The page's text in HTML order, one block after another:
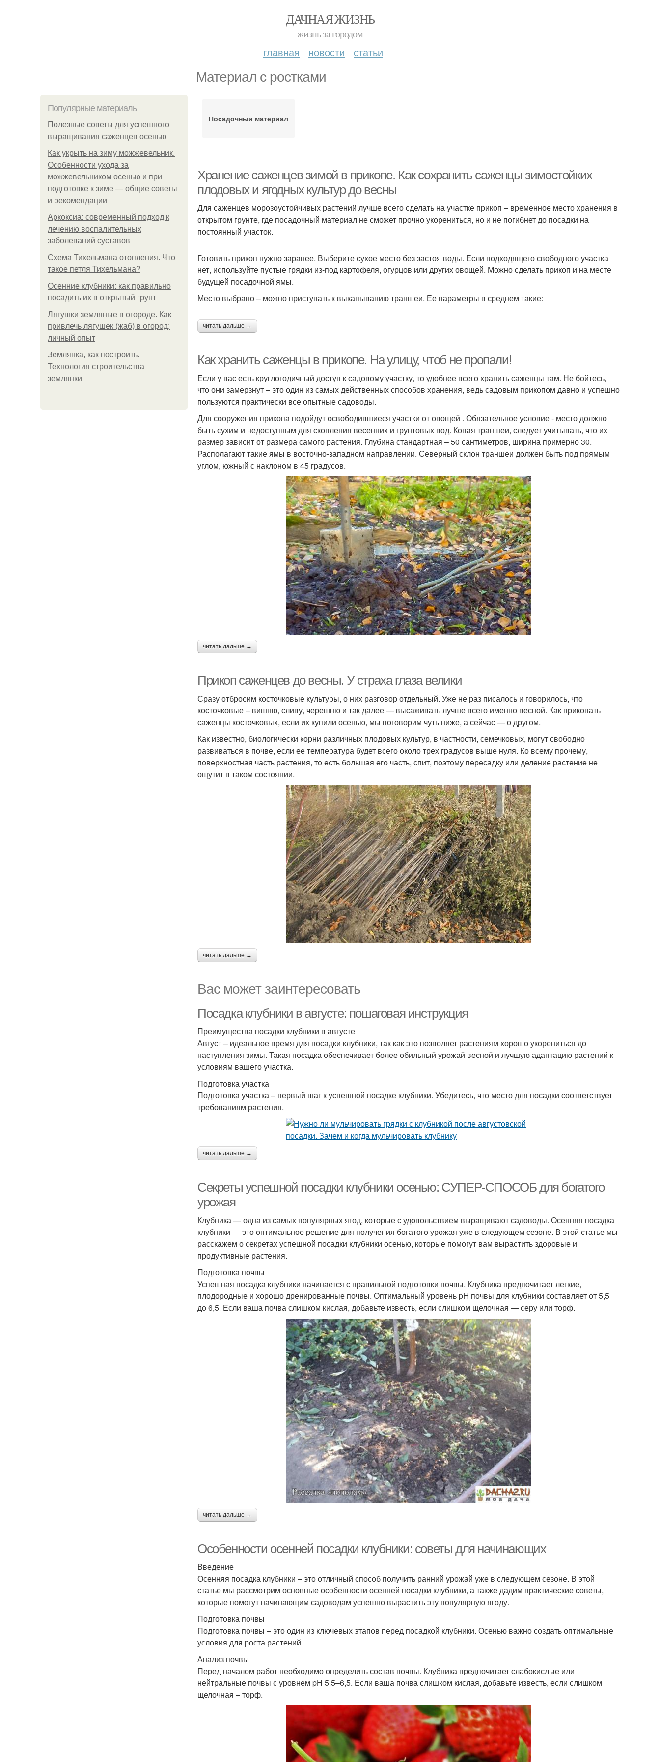
ДАЧНАЯ ЖИЗНЬ
жизнь за городом
главная новости статьи
Материал с ростками
Популярные материалы
Полезные советы для успешного
выращивания саженцев осенью
Как укрыть на зиму можжевельник.
Особенности ухода за
можжевельником осенью и при
подготовке к зиме — общие советы
и рекомендации
Аркоксиа: современный подход к
лечению воспалительных
заболеваний суставов
Схема Тихельмана отопления. Что
такое петля Тихельмана?
Осенние клубники: как правильно
посадить их в открытый грунт
Лягушки земляные в огороде. Как
привлечь лягушек (жаб) в огород:
личный опыт
Землянка, как построить.
Технология строительства
землянки
Посадочный материал
Хранение саженцев зимой в прикопе. Как сохранить саженцы зимостойких
плодовых и ягодных культур до весны
Для саженцев морозоустойчивых растений лучше всего сделать на участке прикоп – временное место хранения в
открытом грунте, где посадочный материал не сможет прочно укорениться, но и не погибнет до посадки на
постоянный участок.
Готовить прикоп нужно заранее. Выберите сухое место без застоя воды. Если подходящего свободного участка
нет, используйте пустые грядки из-под картофеля, огурцов или других овощей. Можно сделать прикоп и на месте
будущей посадочной ямы.
Место выбрано – можно приступать к выкапыванию траншеи. Ее параметры в среднем такие:
читать дальше →
Как хранить саженцы в прикопе. На улицу, чтоб не пропали!
Если у вас есть круглогодичный доступ к садовому участку, то удобнее всего хранить саженцы там. Не бойтесь,
что они замерзнут – это один из самых действенных способов хранения, ведь садовым прикопом давно и успешно
пользуются практически все опытные садоводы.
Для сооружения прикопа подойдут освободившиеся участки от овощей . Обязательное условие - место должно
быть сухим и недоступным для скопления весенних и грунтовых вод. Копая траншеи, следует учитывать, что их
размер зависит от размера самого растения. Глубина стандартная – 50 сантиметров, ширина примерно 30.
Располагают такие ямы в восточно-западном направлении. Северный склон траншеи должен быть под прямым
углом, южный с наклоном в 45 градусов.
читать дальше →
Прикоп саженцев до весны. У страха глаза велики
Сразу отбросим косточковые культуры, о них разговор отдельный. Уже не раз писалось и говорилось, что
косточковые – вишню, сливу, черешню и так далее — высаживать лучше всего именно весной. Как прикопать
саженцы косточковых, если их купили осенью, мы поговорим чуть ниже, а сейчас — о другом.
Как известно, биологически корни различных плодовых культур, в частности, семечковых, могут свободно
развиваться в почве, если ее температура будет всего около трех градусов выше нуля. Ко всему прочему,
поверхностная часть растения, то есть большая его часть, спит, поэтому пересадку или деление растение не
ощутит в таком состоянии.
читать дальше →
Вас может заинтересовать
Посадка клубники в августе: пошаговая инструкция
Преимущества посадки клубники в августе
Август – идеальное время для посадки клубники, так как это позволяет растениям хорошо укорениться до
наступления зимы. Такая посадка обеспечивает более обильный урожай весной и лучшую адаптацию растений к
условиям вашего участка.
Подготовка участка
Подготовка участка – первый шаг к успешной посадке клубники. Убедитесь, что место для посадки соответствует
требованиям растения.
читать дальше →
Секреты успешной посадки клубники осенью: СУПЕР-СПОСОБ для богатого
урожая
Клубника — одна из самых популярных ягод, которые с удовольствием выращивают садоводы. Осенняя посадка
клубники — это оптимальное решение для получения богатого урожая уже в следующем сезоне. В этой статье мы
расскажем о секретах успешной посадки клубники осенью, которые помогут вам вырастить здоровые и
продуктивные растения.
Подготовка почвы
Успешная посадка клубники начинается с правильной подготовки почвы. Клубника предпочитает легкие,
плодородные и хорошо дренированные почвы. Оптимальный уровень pH почвы для клубники составляет от 5,5
до 6,5. Если ваша почва слишком кислая, добавьте известь, если слишком щелочная — серу или торф.
читать дальше →
Особенности осенней посадки клубники: советы для начинающих
Введение
Осенняя посадка клубники – это отличный способ получить ранний урожай уже в следующем сезоне. В этой
статье мы рассмотрим основные особенности осенней посадки клубники, а также дадим практические советы,
которые помогут начинающим садоводам успешно вырастить эту популярную ягоду.
Подготовка почвы
Подготовка почвы – это один из ключевых этапов перед посадкой клубники. Осенью важно создать оптимальные
условия для роста растений.
Анализ почвы
Перед началом работ необходимо определить состав почвы. Клубника предпочитает слабокислые или
нейтральные почвы с уровнем pH 5,5–6,5. Если ваша почва слишком кислая, добавьте известь, если слишком
щелочная – торф.